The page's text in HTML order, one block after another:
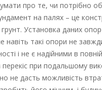
про те, чи потрібно
на палях – це
Установка даних
навіть такі опори не
і не є надійними в повній
при подальшому
не дасть можливість